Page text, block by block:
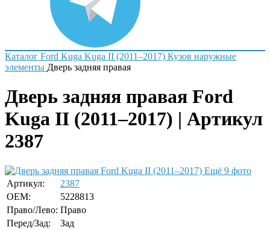
Каталог Ford Kuga Kuga II (2011–2017) Кузов наружные
элементы Дверь задняя правая
Дверь задняя правая Ford
Kuga II (2011–2017) | Артикул
2387
Ещё 9 фото
Артикул:
2387
OEM:
5228813
Право/Лево: Право
Перед/Зад:
Зад